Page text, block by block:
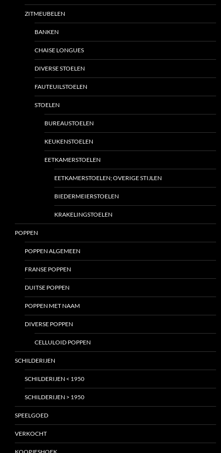
ZITMEUBELEN
BANKEN
CHAISE LONGUES
DIVERSE STOELEN
FAUTEUILSTOELEN
STOELEN
BUREAUSTOELEN
KEUKENSTOELEN
EETKAMERSTOELEN
EETKAMERSTOELEN; OVERIGE STIJLEN
BIEDERMEIERSTOELEN
KRAKELINGSTOELEN
POPPEN
POPPEN ALGEMEEN
FRANSE POPPEN
DUITSE POPPEN
POPPEN MET NAAM
DIVERSE POPPEN
CELLULOID POPPEN
SCHILDERIJEN
SCHILDERIJEN < 1950
SCHILDERIJEN > 1950
SPEELGOED
VERKOCHT